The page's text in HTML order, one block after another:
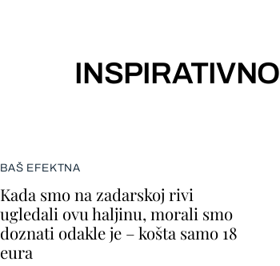
INSPIRATIVNO
BAŠ EFEKTNA
Kada smo na zadarskoj rivi
ugledali ovu haljinu, morali smo
doznati odakle je – košta samo 18
eura